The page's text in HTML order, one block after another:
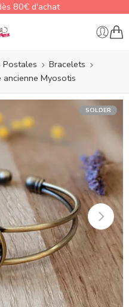
80€ d'achat
Postales
Bracelets
Myosotis
SOLDER